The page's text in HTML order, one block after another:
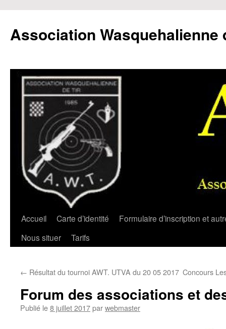
contenu
Association Wasquehalienne
Accueil Carte d’identité
Formulaire d’inscription et
Nous situer
Tarifs
← Résultat du tournoi AWT. UTVA du 20 05 2017 Concours
Forum des associations et
Publié le8 juillet 2017parwebmaster